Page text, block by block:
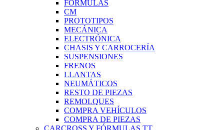
FÓRMULAS
CM
PROTOTIPOS
MECÁNICA
ELECTRÓNICA
CHASIS Y CARROCERÍA
SUSPENSIONES
FRENOS
LLANTAS
NEUMÁTICOS
RESTO DE PIEZAS
REMOLQUES
COMPRA VEHÍCULOS
COMPRA DE PIEZAS
CARCROSS Y FÓRMULAS TT